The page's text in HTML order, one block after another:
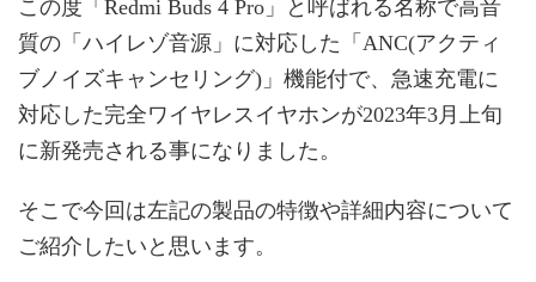
この度「Redmi Buds 4 Pro」と呼ばれる名称で高音
質の「ハイレゾ音源」に対応した「ANC(アクティ
ブノイズキャンセリング)」機能付で、急速充電に
対応した完全ワイヤレスイヤホンが2023年3月上旬
に新発売される事になりました。
そこで今回は左記の製品の特徴や詳細内容について
ご紹介したいと思います。